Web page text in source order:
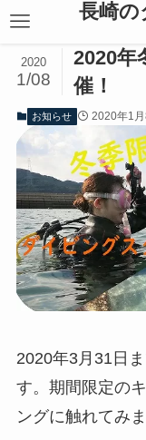
長崎
2020年
催！
2020
1/08
お知らせ 2020年1月
2020年3月31日
す。期間限定の
ングに触れてみ